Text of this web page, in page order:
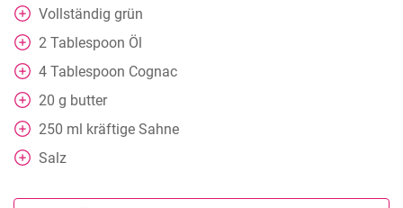
Vollständig grün
2 Tablespoon Öl
4 Tablespoon Cognac
20 g butter
250 ml kräftige Sahne
Salz